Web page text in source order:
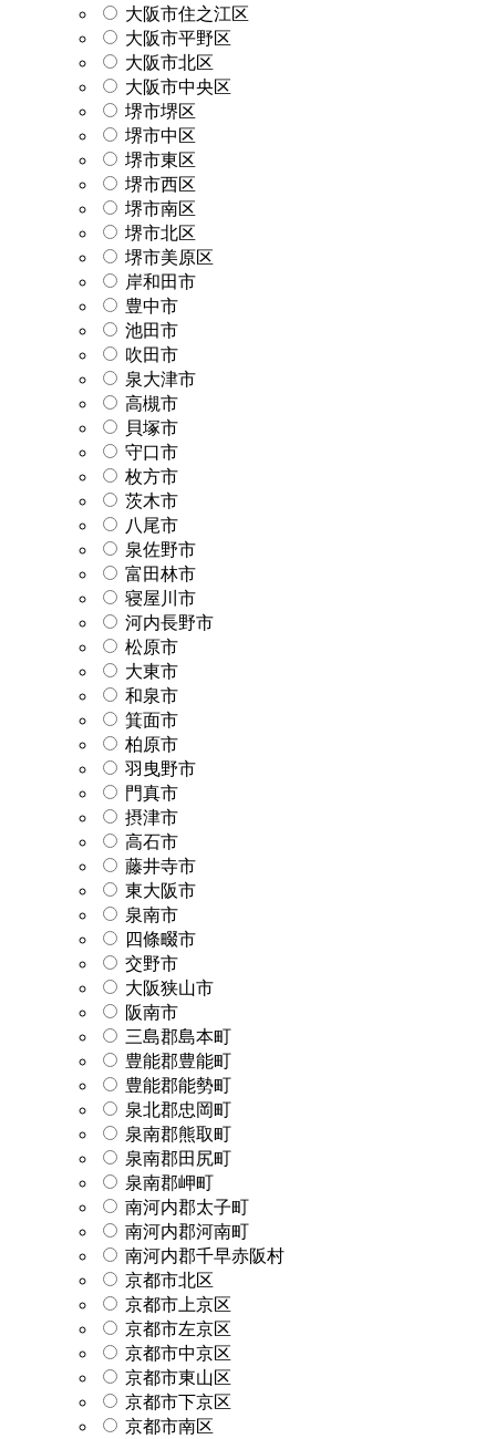
大阪市住之江区
大阪市平野区
大阪市北区
大阪市中央区
堺市堺区
堺市中区
堺市東区
堺市西区
堺市南区
堺市北区
堺市美原区
岸和田市
豊中市
池田市
吹田市
泉大津市
高槻市
貝塚市
守口市
枚方市
茨木市
八尾市
泉佐野市
富田林市
寝屋川市
河内長野市
松原市
大東市
和泉市
箕面市
柏原市
羽曳野市
門真市
摂津市
高石市
藤井寺市
東大阪市
泉南市
四條畷市
交野市
大阪狭山市
阪南市
三島郡島本町
豊能郡豊能町
豊能郡能勢町
泉北郡忠岡町
泉南郡熊取町
泉南郡田尻町
泉南郡岬町
南河内郡太子町
南河内郡河南町
南河内郡千早赤阪村
京都市北区
京都市上京区
京都市左京区
京都市中京区
京都市東山区
京都市下京区
京都市南区